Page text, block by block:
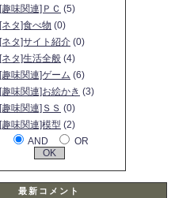
[趣味関連]ＰＣ (5)
[ネタ]食べ物 (0)
[ネタ]サイト紹介 (0)
[ネタ]生活全般 (4)
[趣味関連]ゲーム (6)
[趣味関連]お絵かき (3)
[趣味関連]ＳＳ (0)
[趣味関連]模型 (2)
AND
OR
最新コメント